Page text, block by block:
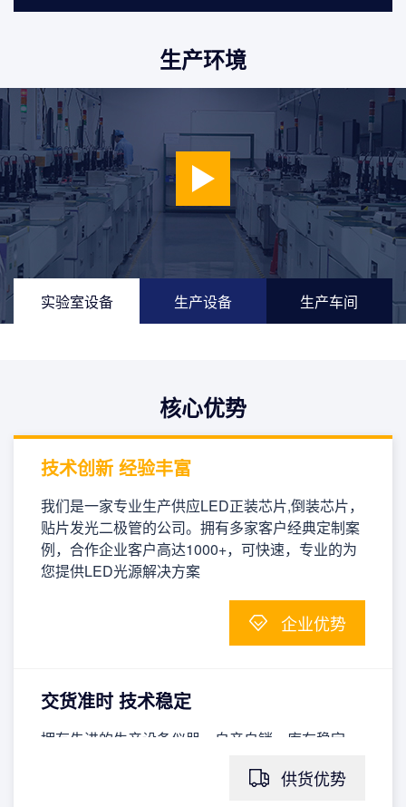
合作伙伴信任的公司
生产环境
实验室设备 生产设备 生产车间
核心优势
技术创新 经验丰富
我们是一家专业生产供应LED正装芯片,倒装芯片，
贴片发光二极管的公司。拥有多家客户经典定制案
例，合作企业客户高达1000+，可快速，专业的为
您提供LED光源解决方案
企业优势
交货准时 技术稳定
拥有先进的生产设备仪器，自产自销，库存稳定，
供货优势